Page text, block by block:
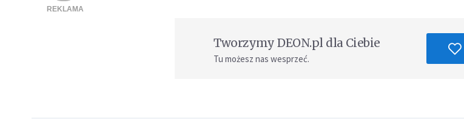
Tworzymy DEON.pl dla Ciebie
Tu możesz nas wesprzeć.